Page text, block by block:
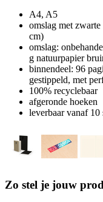
A4, A5
omslag met
cm)
omslag:
g natuurpapier
binnendeel: 96
gestippeld, met
100% recyclebaar
afgeronde hoeken
leverbaar vanaf 10
Zo stel je jouw